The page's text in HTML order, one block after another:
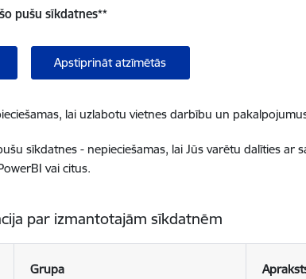
pušu sīkdatnes**
Apstiprināt atzīmētās
lai uzlabotu vietnes darbību un
sīkdatnes - nepieciešamas, lai Jūs varētu dalīties
vai citus.
par izmantotajām sīkdatnēm
Grupa